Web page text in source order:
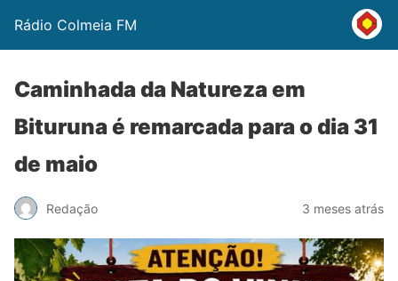
Rádio Colmeia FM
Caminhada da Natureza em
Bituruna é remarcada para o dia 31
de maio
Redação 3 meses atrás